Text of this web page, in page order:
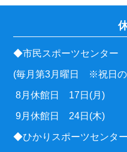
◆市民スポーツセンター
(毎月第3月曜日 ※祝日の
8月休館日 17日(月)
9月休館日 24日(木)
◆ひかりスポーツセンター